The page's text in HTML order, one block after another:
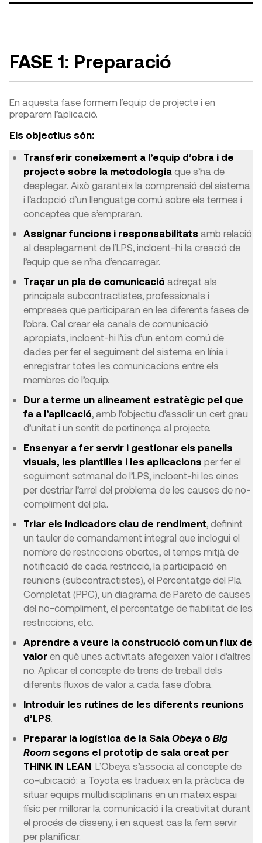
FASE 1: Preparació
En aquesta fase formem l’equip de projecte i en
preparem l’aplicació.
Els objectius són:
Transferir coneixement a l’equip d’obra i de
projecte sobre la metodologia que s’ha de
desplegar. Això garanteix la comprensió del sistema
i l’adopció d’un llenguatge comú sobre els termes i
conceptes que s’empraran.
Assignar funcions i responsabilitats amb relació
al desplegament de l’LPS, incloent-hi la creació de
l’equip que se n’ha d’encarregar.
Traçar un pla de comunicació adreçat als
principals subcontractistes, professionals i
empreses que participaran en les diferents fases de
l’obra. Cal crear els canals de comunicació
apropiats, incloent-hi l’ús d’un entorn comú de
dades per fer el seguiment del sistema en línia i
enregistrar totes les comunicacions entre els
membres de l’equip.
Dur a terme un alineament estratègic pel que
fa a l’aplicació, amb l’objectiu d’assolir un cert grau
d’unitat i un sentit de pertinença al projecte.
Ensenyar a fer servir i gestionar els panells
visuals, les plantilles i les aplicacions per fer el
seguiment setmanal de l’LPS, incloent-hi les eines
per destriar l’arrel del problema de les causes de no-
compliment del pla.
Triar els indicadors clau de rendiment, definint
un tauler de comandament integral que inclogui el
nombre de restriccions obertes, el temps mitjà de
notificació de cada restricció, la participació en
reunions (subcontractistes), el Percentatge del Pla
Completat (PPC), un diagrama de Pareto de causes
del no-compliment, el percentatge de fiabilitat de les
restriccions, etc.
Aprendre a veure la construcció com un flux de
valor en què unes activitats afegeixen valor i d’altres
no. Aplicar el concepte de trens de treball dels
diferents fluxos de valor a cada fase d’obra.
Introduir les rutines de les diferents reunions
d’LPS.
Preparar la logística de la Sala Obeya o Big
Room segons el prototip de sala creat per
THINK IN LEAN. L’Obeya s’associa al concepte de
co-ubicació: a Toyota es tradueix en la pràctica de
situar equips multidisciplinaris en un mateix espai
físic per millorar la comunicació i la creativitat durant
el procés de disseny, i en aquest cas la fem servir
per planificar.